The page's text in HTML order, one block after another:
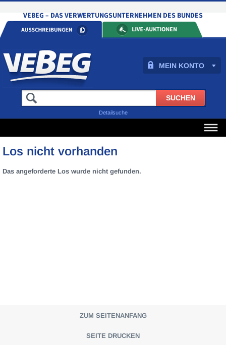
MEIN KONTO
Detailsuche
Los nicht vorhanden
Das angeforderte Los wurde nicht gefunden.
ZUM SEITENANFANG
SEITE DRUCKEN